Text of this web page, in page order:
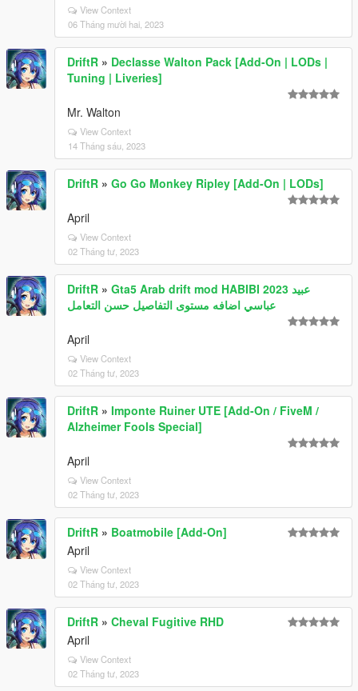
View Context
06 Tháng mười hai, 2023
DriftR » Declasse Walton Pack [Add-On | LODs |
Tuning | Liveries]
Mr. Walton
View Context
14 Tháng sáu, 2023
DriftR » Go Go Monkey Ripley [Add-On | LODs]
April
View Context
02 Tháng tư, 2023
DriftR » Gta5 Arab drift mod HABIBI 2023 عبيد
عباسي اضافه مستوى التفاصيل حسن التعامل
April
View Context
02 Tháng tư, 2023
DriftR » Imponte Ruiner UTE [Add-On / FiveM /
Alzheimer Fools Special]
April
View Context
02 Tháng tư, 2023
DriftR » Boatmobile [Add-On]
April
View Context
02 Tháng tư, 2023
DriftR » Cheval Fugitive RHD
April
View Context
02 Tháng tư, 2023